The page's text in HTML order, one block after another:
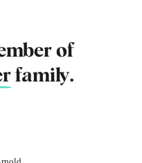
of
family.